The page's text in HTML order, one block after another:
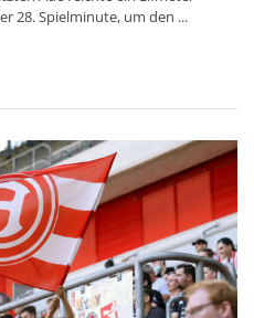
28. Spielminute, um den ...